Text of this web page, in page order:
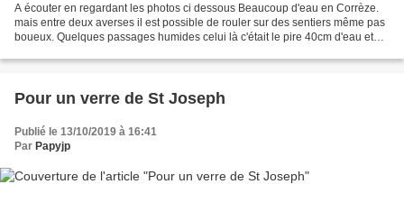
A écouter en regardant les photos ci dessous Beaucoup d'eau en Corrèze.
mais entre deux averses il est possible de rouler sur des sentiers même pas
boueux. Quelques passages humides celui là c'était le pire 40cm d'eau et
Pour un verre de St Joseph
Publié le 13/10/2019 à 16:41
Par Papyjp